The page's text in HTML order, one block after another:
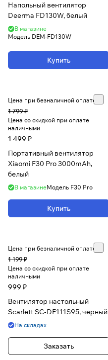
Напольный вентилятор
Deerma FD130W, белый
В магазине
Модель DEM-FD130W
Купить
Цена при безналичной оплате
1 799 ₽
Цена со скидкой при оплате
наличными
1 499 ₽
Портативный вентилятор
Xiaomi F30 Pro 3000mAh,
белый
В магазинеМодель F30 Pro
Купить
Цена при безналичной оплате
1 199 ₽
Цена со скидкой при оплате
наличными
999 ₽
Вентилятор настольный
Scarlett SC-DF111S95, черный
На складах
Заказать